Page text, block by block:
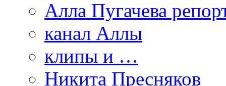
Алла Пугачева
канал Аллы
клипы и …
Никита Пресняков